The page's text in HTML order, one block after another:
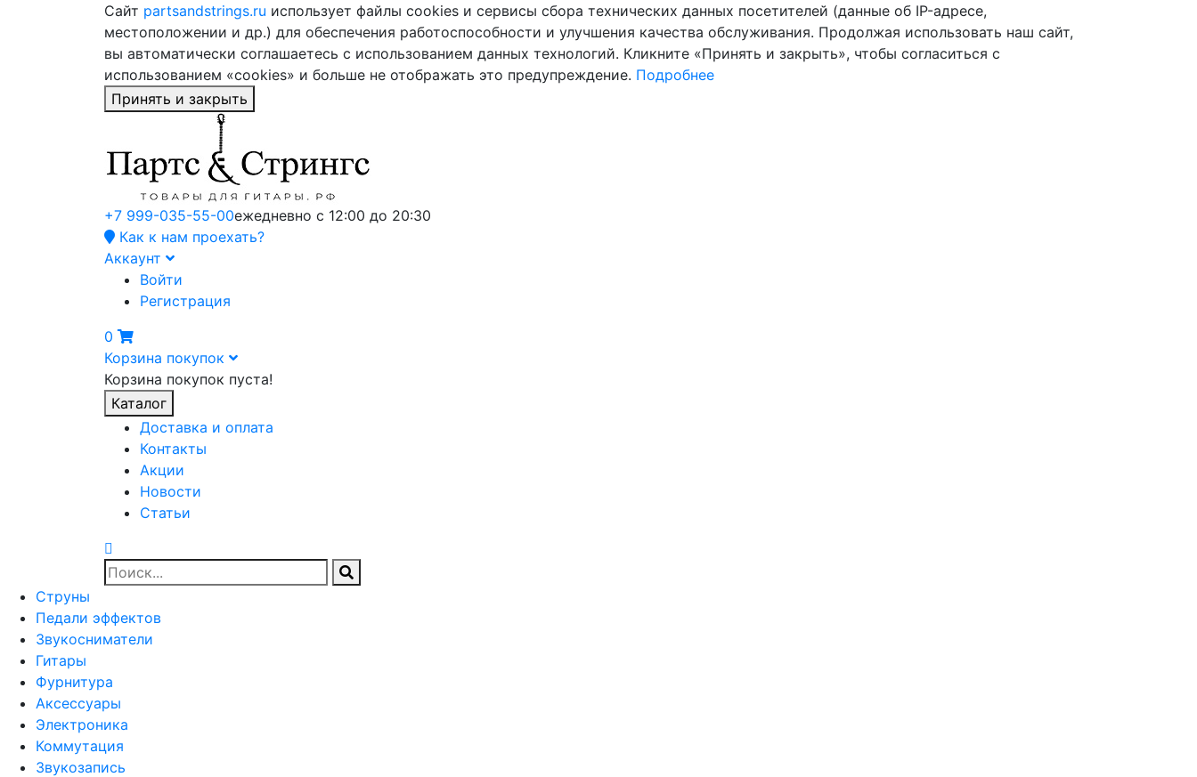
Сайт partsandstrings.ru использует файлы cookies и сервисы сбора технических данных посетителей (данные об IP-адресе,
местоположении и др.) для обеспечения работоспособности и улучшения качества обслуживания. Продолжая использовать наш сайт,
вы автоматически соглашаетесь с использованием данных технологий. Кликните «Принять и закрыть», чтобы согласиться с
использованием «cookies» и больше не отображать это предупреждение. Подробнее
Принять и закрыть
+7 999-035-55-00ежедневно с 12:00 до 20:30
Как к нам проехать?
Аккаунт
Войти
Регистрация
0
Корзина покупок
Корзина покупок пуста!
Каталог
Доставка и оплата
Контакты
Акции
Новости
Статьи
Струны
Педали эффектов
Звукосниматели
Гитары
Фурнитура
Аксессуары
Электроника
Коммутация
Звукозапись